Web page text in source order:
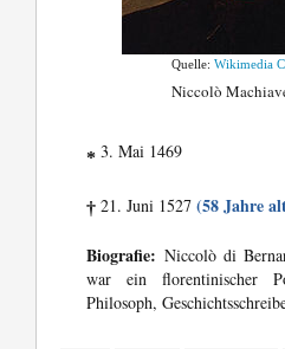
Quelle:Wikimedia
Niccolò
* 3. Mai 1469
† 21. Juni 1527(58 Jahre
Biografie: Niccolò di
war ein florentinischer
Philosoph,